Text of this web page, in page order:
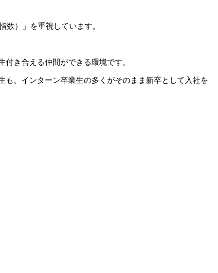
数）」を重視しています。
き合える仲間ができる環境です。
も。インターン卒業生の多くがそのまま新卒として入社を